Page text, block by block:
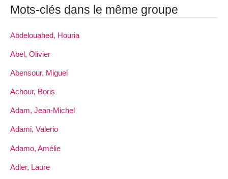
Mots-clés dans le même groupe
Abdelouahed, Houria
Abel, Olivier
Abensour, Miguel
Achour, Boris
Adam, Jean-Michel
Adami, Valerio
Adamo, Amélie
Adler, Laure